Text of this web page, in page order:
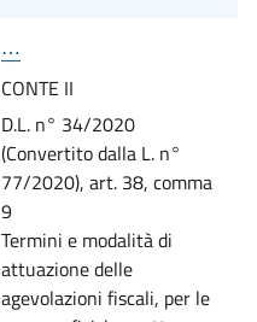
⋯
CONTE II
D.L. n° 34/2020
(Convertito dalla L. n°
77/2020), art. 38, comma
9
Termini e modalità di
attuazione delle
agevolazioni fiscali, per le